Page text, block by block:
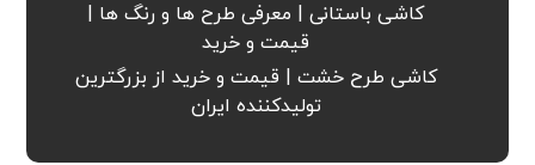
کاشی باستانی | معرفی طرح ها و رنگ ها |
قیمت و خرید
کاشی طرح خشت | قیمت و خرید از بزرگترین
تولیدکننده ایران